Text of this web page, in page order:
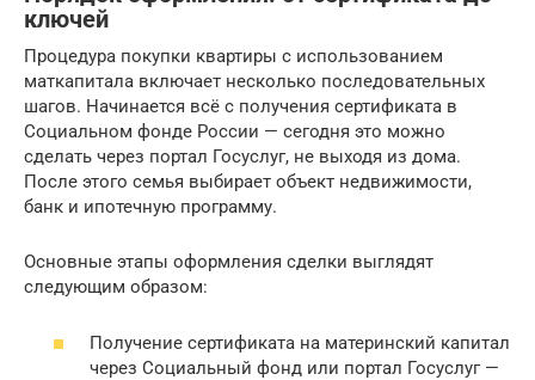
ключей
Процедура покупки квартиры с использованием
маткапитала включает несколько последовательных
шагов. Начинается всё с получения сертификата в
Социальном фонде России — сегодня это можно
сделать через портал Госуслуг, не выходя из дома.
После этого семья выбирает объект недвижимости,
банк и ипотечную программу.
Основные этапы оформления сделки выглядят
следующим образом:
Получение сертификата на материнский капитал
через Социальный фонд или портал Госуслуг —